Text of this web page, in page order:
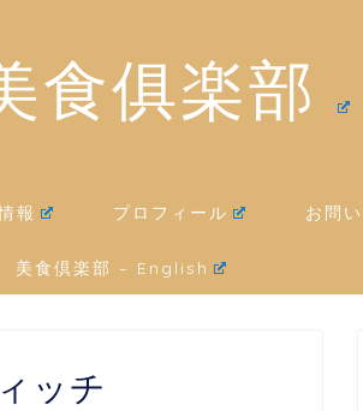
食俱楽部
報 プロフィール お問
美食倶楽部 – English
ッチ